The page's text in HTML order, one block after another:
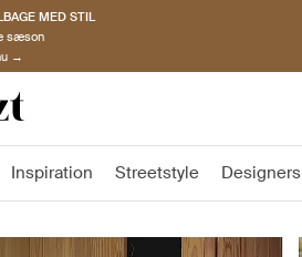
MED STIL
sæson
→
Inspiration Streetstyle Designers